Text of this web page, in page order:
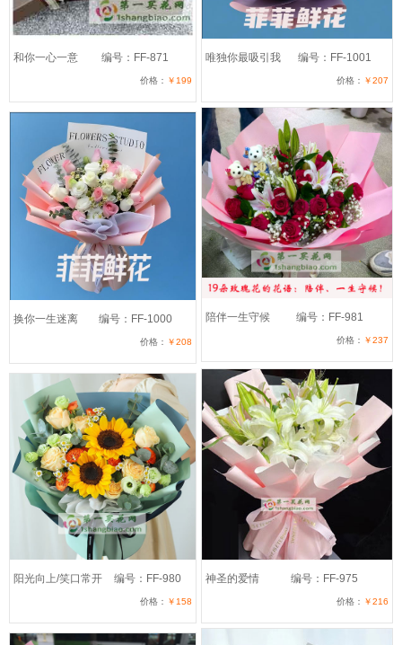
和你一心一意 编号：FF-871
价格： ￥199
唯独你最吸引我 编号：FF-1001
价格： ￥207
换你一生迷离 编号：FF-1000
价格： ￥208
陪伴一生守候 编号：FF-981
价格： ￥237
阳光向上/笑口常开 编号：FF-980
价格： ￥158
神圣的爱情 编号：FF-975
价格： ￥216